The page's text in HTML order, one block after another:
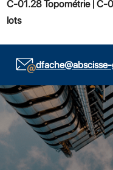
C-01.28 Topométrie | C-
lots